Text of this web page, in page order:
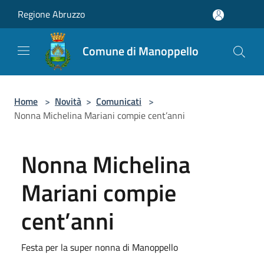
Regione Abruzzo
Comune di Manoppello
Home > Novità > Comunicati >
Nonna Michelina Mariani compie cent’anni
Nonna Michelina
Mariani compie
cent’anni
Festa per la super nonna di Manoppello